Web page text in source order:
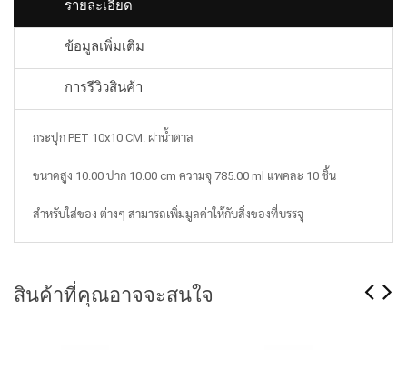
รายละเอียด
ข้อมูลเพิ่มเติม
การรีวิวสินค้า
กระปุก PET 10x10 CM. ฝาน้ำตาล
ขนาดสูง 10.00 ปาก 10.00 cm ความจุ 785.00 ml แพคละ 10 ชิ้น
สำหรับใส่ของ ต่างๆ สามารถเพิ่มมูลค่าให้กับสิ่งของที่บรรจุ
สินค้าที่คุณอาจจะสนใจ